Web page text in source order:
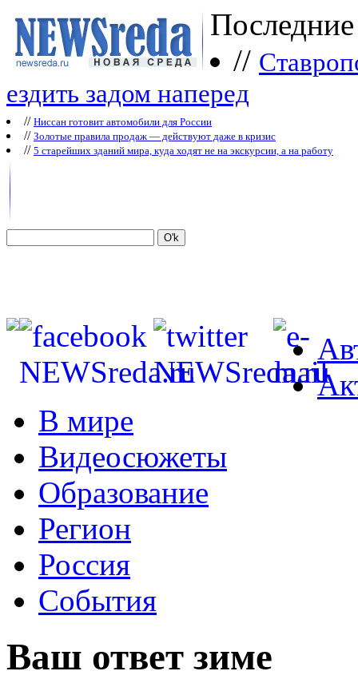
//
ездить задом наперед
// Ниссан готовит автомобили для России
// Зoлoтые прaвилa продаж — действуют даже в кризис
// 5 старейших зданий мира, куда ходят не на экскурсии, а на работу
В мире
Видеосюжеты
Образование
Регион
Россия
События
Ваш ответ зиме